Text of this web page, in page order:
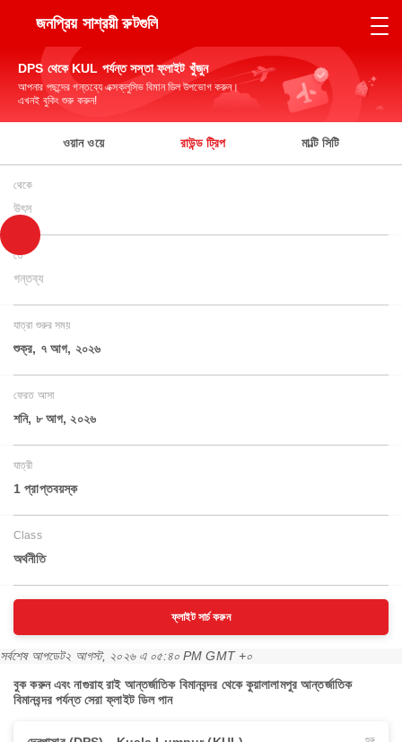
জনপ্রিয় সাশ্রয়ী রুটগুলি
DPS থেকে KUL পর্যন্ত সস্তা ফ্লাইট খুঁজুন
আপনার পছন্দের গন্তব্যে এক্সক্লুসিভ বিমান ডিল উপভোগ করুন।
এখনই বুকিং শুরু করুন!
ওয়ান ওয়ে রাউন্ড ট্রিপ মাল্টি সিটি
থেকে
উৎস
তে
গন্তব্য
যাত্রা শুরুর সময়
শুক্র, ৭ আগ, ২০২৬
ফেরত আসা
শনি, ৮ আগ, ২০২৬
যাত্রী
1 প্রাপ্তবয়স্ক
Class
অর্থনীতি
ফ্লাইট সার্চ করুন
সর্বশেষ আপডেট২ আগস্ট, ২০২৬ এ ০৫:৪০ PM GMT +০
বুক করুন এবং নাগুরাহ রাই আন্তর্জাতিক বিমানবন্দর থেকে কুয়ালালামপুর আন্তর্জাতিক
বিমানবন্দর পর্যন্ত সেরা ফ্লাইট ডিল পান
শুরু